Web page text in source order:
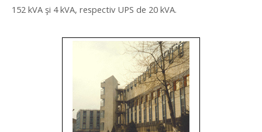
152 kVA şi 4 kVA, respectiv UPS de 20 kVA.